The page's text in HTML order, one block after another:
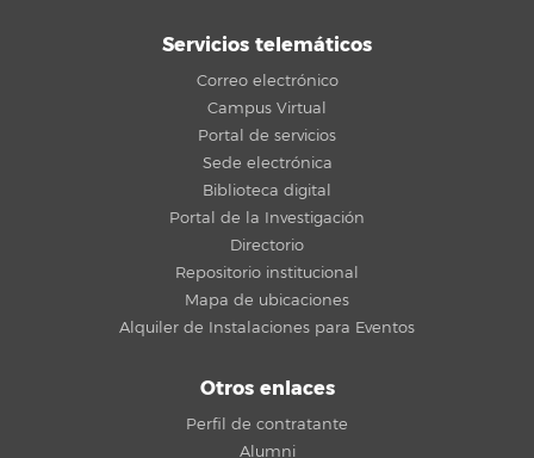
Servicios telemáticos
Correo electrónico
Campus Virtual
Portal de servicios
Sede electrónica
Biblioteca digital
Portal de la Investigación
Directorio
Repositorio institucional
Mapa de ubicaciones
Alquiler de Instalaciones para Eventos
Otros enlaces
Perfil de contratante
Alumni